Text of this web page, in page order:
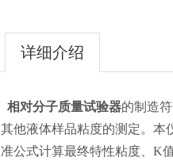
详细介绍
相对分子质量试验器的制造
其他液体样品粘度的测定。本
准公式计算最终特性粘度、K